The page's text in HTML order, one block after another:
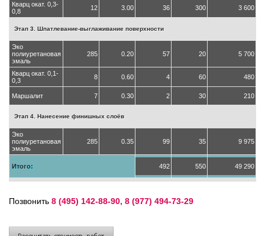
Кварц окат. 0,3-
0,8
12 3.00 36 300 3 600
Этап 3. Шпатлевание-выглаживание поверхности
Эко
полиуретановая
эмаль
285 0.20 57 20 5 700
Кварц окат. 0,1-
0,3
8 0.60 4 60 480
Маршалит 7 0.30 2 30 210
Этап 4. Нанесение финишных слоёв
Эко
полиуретановая
эмаль
285 0.35 99 35 9 975
Итого: 492 550 49 290
Позвонить 8 (495) 142-88-90, 8 (977) 494-73-29